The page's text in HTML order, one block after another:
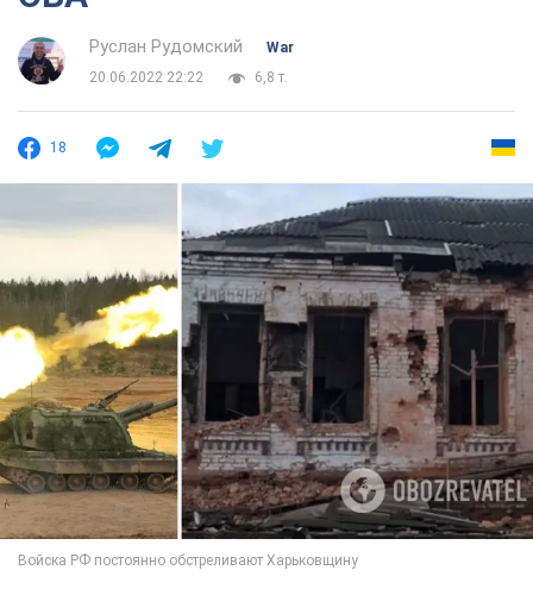
Руслан Рудомский
War
20.06.2022 22:22
6,8 т.
18